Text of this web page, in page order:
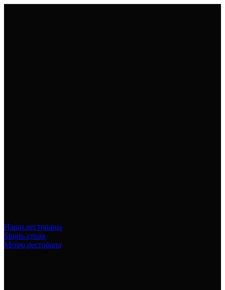
Наши рестораны
Бронь стола
Меню ресторана